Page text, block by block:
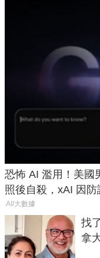
恐怖 AI 濫用！美國
照後自殺，xAI 因
AI/大數據
找
拿